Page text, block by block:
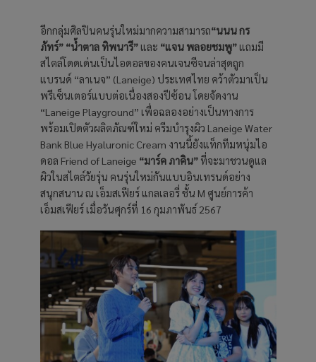
อีกกลุ่มศิลปินคนรุ่นใหม่มากความสามารถ“นนน กร
ภัทร์” “น้ำตาล ทิพนารี” และ “แจน พลอยชมพู” แถมมี
สไตล์โดดเด่นเป็นไอดอลของคนเจนซีจนล่าสุดถูก
แบรนด์ “ลาเนจ” (Laneige) ประเทศไทย คว้าตัวมาเป็น
พรีเซ็นเตอร์แบบต่อเนื่องสองปีซ้อน โดยจัดงาน
“Laneige Playground” เพื่อฉลองอย่างเป็นทางการ
พร้อมเปิดตัวผลิตภัณฑ์ใหม่ ครีมบำรุงผิว Laneige Water
Bank Blue Hyaluronic Cream งานนี้ยังแท็กทีมหนุ่มไอ
ดอล Friend of Laneige “มาร์ค ภาคิน” ที่จะมาชวนดูแล
ผิวในสไตล์วัยรุ่น คนรุ่นใหม่กันแบบอินเทรนด์อย่าง
สนุกสนาน ณ เอ็มสเฟียร์ แกลเลอรี่ ชั้น M ศูนย์การค้า
เอ็มสเฟียร์ เมื่อวันศุกร์ที่ 16 กุมภาพันธ์ 2567